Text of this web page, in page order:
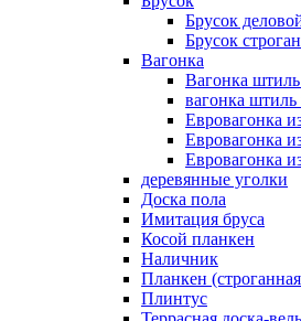
Брусок
Брусок
Вагонка
Вагонка
вагонка
Евровагонка
Евровагонка
Евровагонка
деревянные уголки
Доска пола
Имитация бруса
Косой планкен
Наличник
Планкен
Плинтус